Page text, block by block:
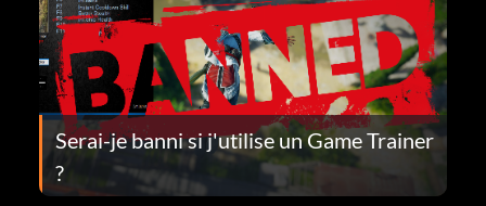
Serai-je banni si j'utilise un Game Trainer
?